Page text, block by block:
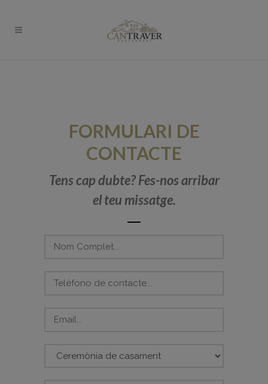
FORMULARI DE
CONTACTE
Tens cap dubte? Fes-nos arribar
el teu missatge.